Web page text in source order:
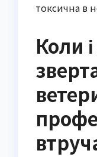
токсична в
Коли